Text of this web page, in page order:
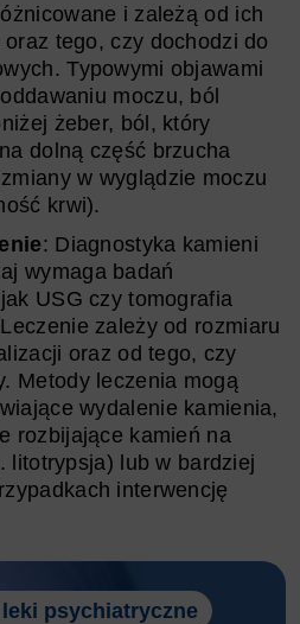
i zależą od ich
oraz tego, czy dochodzi do
Typowymi objawami
moczu, ból
żeber, ból, który
dolną część brzucha
w wyglądzie moczu
krwi).
: Diagnostyka kamieni
wymaga badań
USG czy tomografia
zależy od rozmiaru
oraz od tego, czy
Metody leczenia mogą
wydalenie kamienia,
rozbijające kamień na
litotrypsja) lub w bardziej
interwencję
psychiatryczne